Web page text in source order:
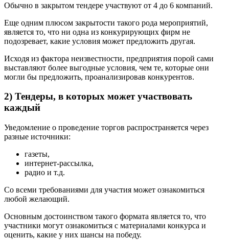
Обычно в закрытом тендере участвуют от 4 до 6 компаний.
Еще одним плюсом закрытости такого рода мероприятий,
является то, что ни одна из конкурирующих фирм не
подозревает, какие условия может предложить другая.
Исходя из фактора неизвестности, предприятия порой сами
выставляют более выгодные условия, чем те, которые они
могли бы предложить, проанализировав конкурентов.
2) Тендеры, в которых может участвовать
каждый
Уведомление о проведение торгов распространяется через
разные источники:
газеты,
интернет-рассылка,
радио и т.д.
Со всеми требованиями для участия может ознакомиться
любой желающий.
Основным достоинством такого формата является то, что
участники могут ознакомиться с материалами конкурса и
оценить, какие у них шансы на победу.